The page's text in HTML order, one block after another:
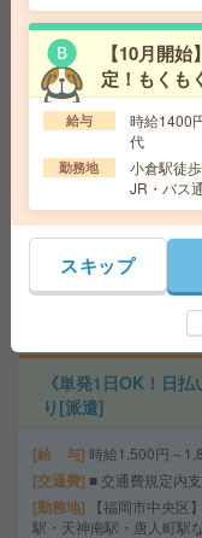
給 与 時給1,200円～
交通費 ■ 交通費規定内
勤務地
【北九州市門司
フォーク広場駅・小森江
務地多数！
【スマホだけで完
給 与 時給1,200円～
勤務地 【飯塚市】飯塚
天道駅・鯰田駅など勤務
《単発1日OK！日
り[派遣]
給 与 時給1,500円～
交通費 ■ 交通費規定内
勤務地
【福岡市中央区
駅・天神南駅・唐人町駅
【10月開
定！もくも
給与
時給1400
代
勤務地
小倉駅徒
JR・バス
スキップ